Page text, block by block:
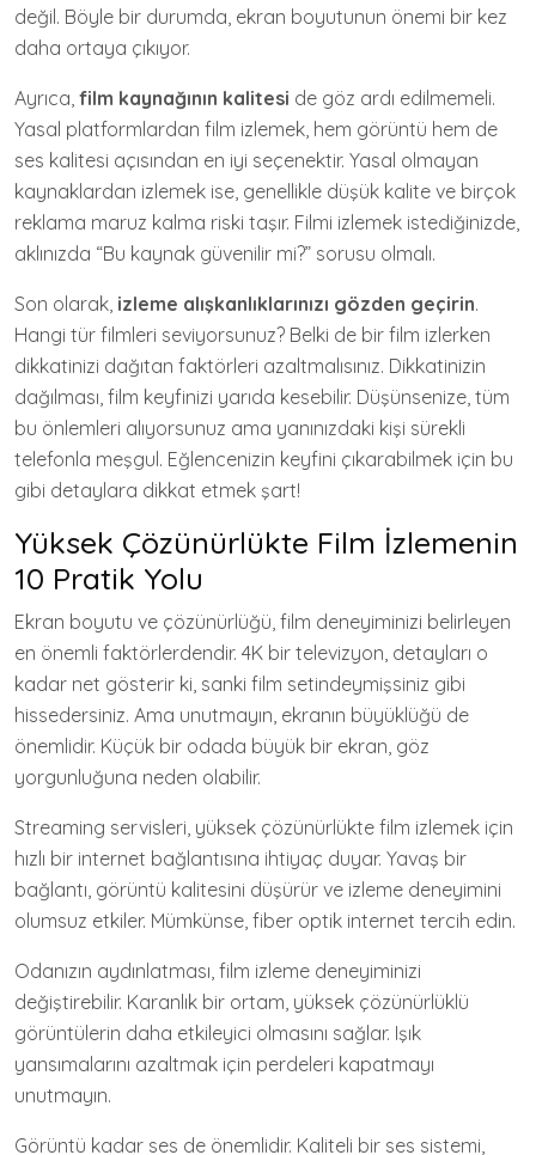
değil. Böyle bir durumda, ekran boyutunun önemi bir kez
daha ortaya çıkıyor.
Ayrıca, film kaynağının kalitesi de göz ardı edilmemeli.
Yasal platformlardan film izlemek, hem görüntü hem de
ses kalitesi açısından en iyi seçenektir. Yasal olmayan
kaynaklardan izlemek ise, genellikle düşük kalite ve birçok
reklama maruz kalma riski taşır. Filmi izlemek istediğinizde,
aklınızda “Bu kaynak güvenilir mi?” sorusu olmalı.
Son olarak, izleme alışkanlıklarınızı gözden geçirin.
Hangi tür filmleri seviyorsunuz? Belki de bir film izlerken
dikkatinizi dağıtan faktörleri azaltmalısınız. Dikkatinizin
dağılması, film keyfinizi yarıda kesebilir. Düşünsenize, tüm
bu önlemleri alıyorsunuz ama yanınızdaki kişi sürekli
telefonla meşgul. Eğlencenizin keyfini çıkarabilmek için bu
gibi detaylara dikkat etmek şart!
Yüksek Çözünürlükte Film İzlemenin
10 Pratik Yolu
Ekran boyutu ve çözünürlüğü, film deneyiminizi belirleyen
en önemli faktörlerdendir. 4K bir televizyon, detayları o
kadar net gösterir ki, sanki film setindeymişsiniz gibi
hissedersiniz. Ama unutmayın, ekranın büyüklüğü de
önemlidir. Küçük bir odada büyük bir ekran, göz
yorgunluğuna neden olabilir.
Streaming servisleri, yüksek çözünürlükte film izlemek için
hızlı bir internet bağlantısına ihtiyaç duyar. Yavaş bir
bağlantı, görüntü kalitesini düşürür ve izleme deneyimini
olumsuz etkiler. Mümkünse, fiber optik internet tercih edin.
Odanızın aydınlatması, film izleme deneyiminizi
değiştirebilir. Karanlık bir ortam, yüksek çözünürlüklü
görüntülerin daha etkileyici olmasını sağlar. Işık
yansımalarını azaltmak için perdeleri kapatmayı
unutmayın.
Görüntü kadar ses de önemlidir. Kaliteli bir ses sistemi,